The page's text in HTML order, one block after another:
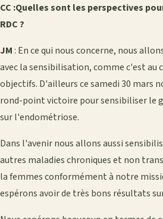
CC :Quelles sont les perspectives pour
RDC ?
JM : En ce qui nous concerne, nous
avec la sensibilisation, comme c'est au
objectifs. D'ailleurs ce samedi 30 mars
rond-point victoire pour sensibiliser le
sur l'endométriose.
Dans l'avenir nous allons aussi
autres maladies chroniques et non
la femmes conformément à notre
espérons avoir de très bons résultats